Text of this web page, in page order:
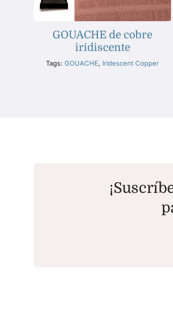
GOUACHE de cobre
iridiscente
Tags:GOUACHE, Iridescent Copper